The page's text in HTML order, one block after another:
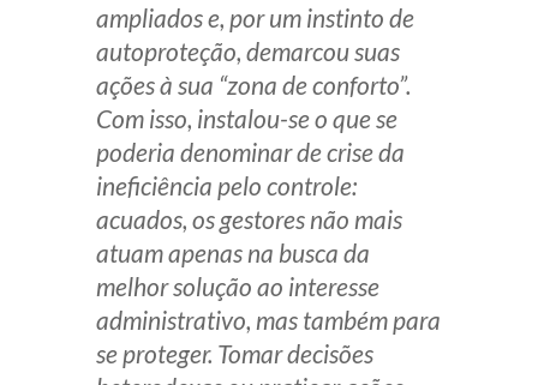
Av. Sete de Setembro, 4698
Batel Curitiba/PR CEP80240-000
Telefone (41) 2109-8666
Whatsapp (41) 98881-6616
ampliados e, por um instinto de
autoproteção, demarcou suas
ações à sua “zona de conforto”.
Com isso, instalou-se o que se
poderia denominar de crise da
ineficiência pelo controle:
acuados, os gestores não mais
atuam apenas na busca da
melhor solução ao interesse
administrativo, mas também para
se proteger. Tomar decisões